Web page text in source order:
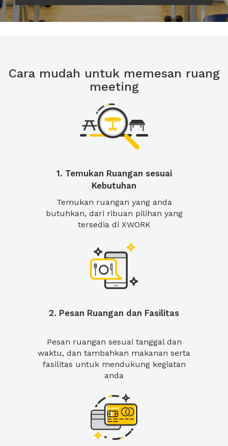
Cara mudah untuk memesan ruang
meeting
1. Temukan Ruangan sesuai
Kebutuhan
Temukan ruangan yang anda
butuhkan, dari ribuan pilihan yang
tersedia di XWORK
2. Pesan Ruangan dan Fasilitas
Pesan ruangan sesuai tanggal dan
waktu, dan tambahkan makanan serta
fasilitas untuk mendukung kegiatan
anda